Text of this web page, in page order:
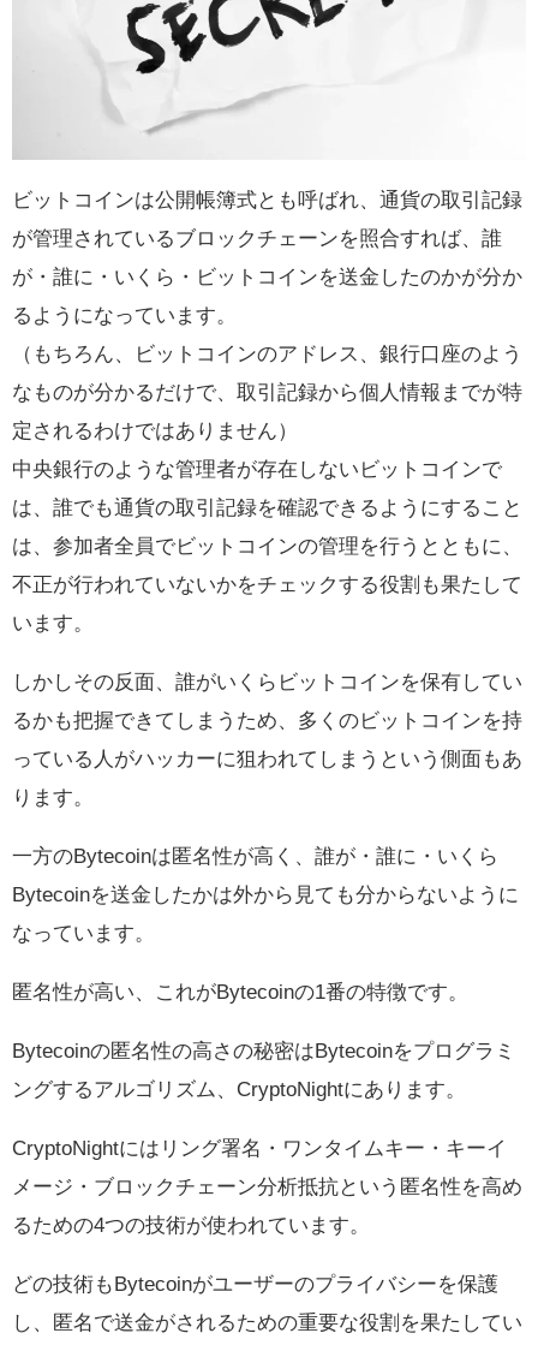
ビットコインは公開帳簿式とも呼ばれ、通貨の取引記録
が管理されているブロックチェーンを照合すれば、誰
が・誰に・いくら・ビットコインを送金したのかが分か
るようになっています。
（もちろん、ビットコインのアドレス、銀行口座のよう
なものが分かるだけで、取引記録から個人情報までが特
定されるわけではありません）
中央銀行のような管理者が存在しないビットコインで
は、誰でも通貨の取引記録を確認できるようにすること
は、参加者全員でビットコインの管理を行うとともに、
不正が行われていないかをチェックする役割も果たして
います。
しかしその反面、誰がいくらビットコインを保有してい
るかも把握できてしまうため、多くのビットコインを持
っている人がハッカーに狙われてしまうという側面もあ
ります。
一方のBytecoinは匿名性が高く、誰が・誰に・いくら
Bytecoinを送金したかは外から見ても分からないように
なっています。
匿名性が高い、これがBytecoinの1番の特徴です。
Bytecoinの匿名性の高さの秘密はBytecoinをプログラミ
ングするアルゴリズム、CryptoNightにあります。
CryptoNightにはリング署名・ワンタイムキー・キーイ
メージ・ブロックチェーン分析抵抗という匿名性を高め
るための4つの技術が使われています。
どの技術もBytecoinがユーザーのプライバシーを保護
し、匿名で送金がされるための重要な役割を果たしてい